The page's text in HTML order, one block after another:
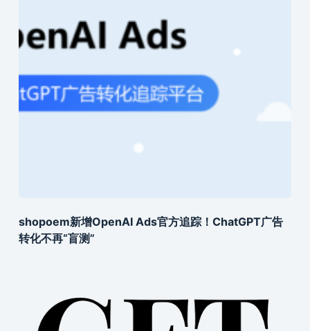
shopoem新增OpenAI Ads官方追踪！ChatGPT广告
转化不再“盲测”